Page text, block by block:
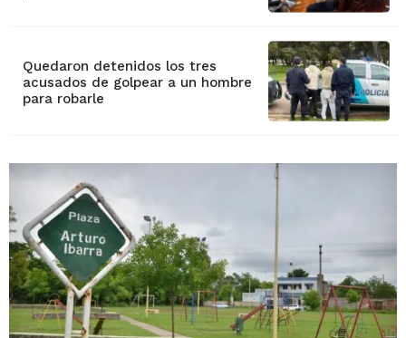
Quedaron detenidos los tres
acusados de golpear a un hombre
para robarle